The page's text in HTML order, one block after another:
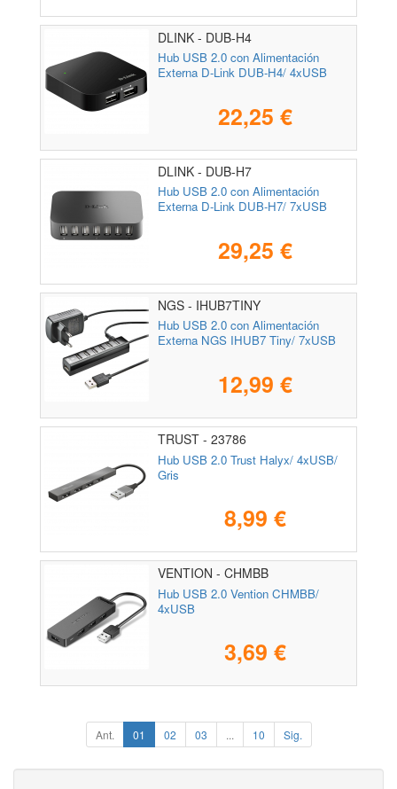
DLINK - DUB-H4
Hub USB 2.0 con Alimentación
Externa D-Link DUB-H4/ 4xUSB
22,25 €
DLINK - DUB-H7
Hub USB 2.0 con Alimentación
Externa D-Link DUB-H7/ 7xUSB
29,25 €
NGS - IHUB7TINY
Hub USB 2.0 con Alimentación
Externa NGS IHUB7 Tiny/ 7xUSB
12,99 €
TRUST - 23786
Hub USB 2.0 Trust Halyx/ 4xUSB/
Gris
8,99 €
VENTION - CHMBB
Hub USB 2.0 Vention CHMBB/
4xUSB
3,69 €
Ant. 01 02 03 ... 10 Sig.